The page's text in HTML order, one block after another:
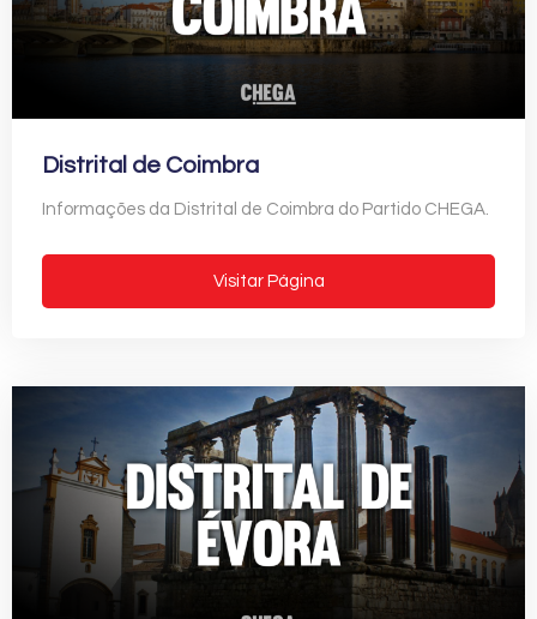
Distrital de Coimbra
Informações da Distrital de Coimbra do Partido CHEGA.
Visitar Página